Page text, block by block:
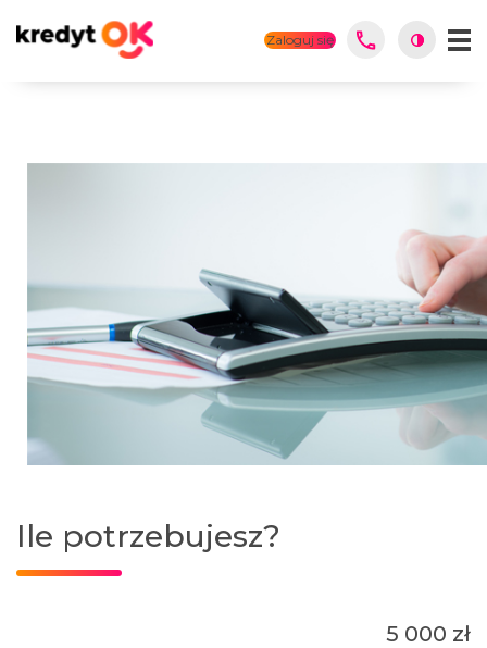
Zaloguj się
Ile potrzebujesz?
5 000 zł